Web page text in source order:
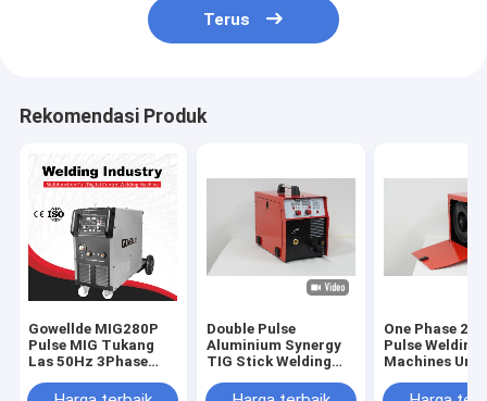
Terus
Rekomendasi Produk
Gowellde MIG280P
Pulse MIG Tukang
Las 50Hz 3Phase
Las Mig CO2
Double Pulse
Aluminium Synergy
TIG Stick Welding
MIG
One Phase
Pulse Welding
Machines